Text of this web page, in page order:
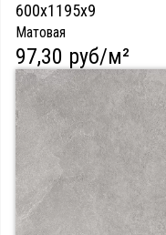
600х1195х9
Матовая
97,30 руб/м²